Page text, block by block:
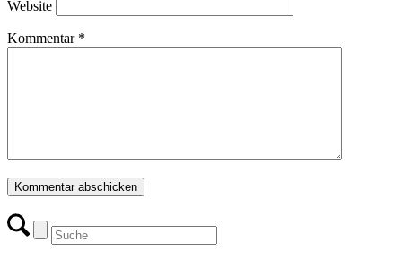
Website
Kommentar *